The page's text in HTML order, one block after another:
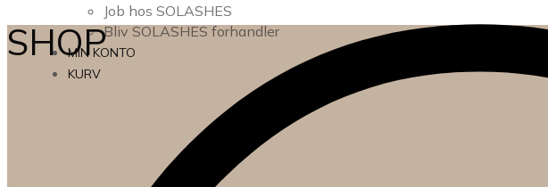
Job hos SOLASHES
Bliv SOLASHES forhandler
MIN KONTO
KURV
SHOP